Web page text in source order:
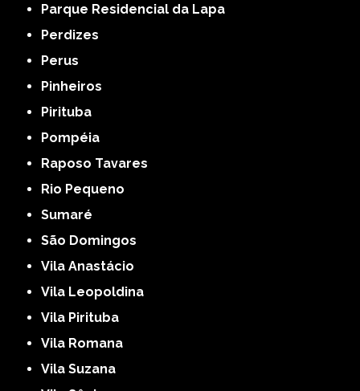
Parque Residencial da Lapa
Perdizes
Perus
Pinheiros
Pirituba
Pompéia
Raposo Tavares
Rio Pequeno
Sumaré
São Domingos
Vila Anastácio
Vila Leopoldina
Vila Pirituba
Vila Romana
Vila Suzana